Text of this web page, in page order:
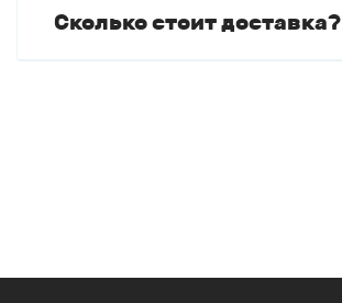
Сколько стоит доставка?